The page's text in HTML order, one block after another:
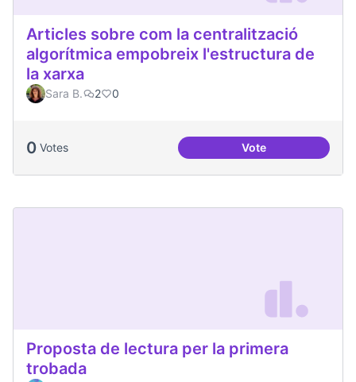
Articles sobre com la centralització
algorítmica empobreix l'estructura de
la xarxa
Sara B. 2 0
0 Votes VoteArticles sobre
Proposta de lectura per la primera
trobada